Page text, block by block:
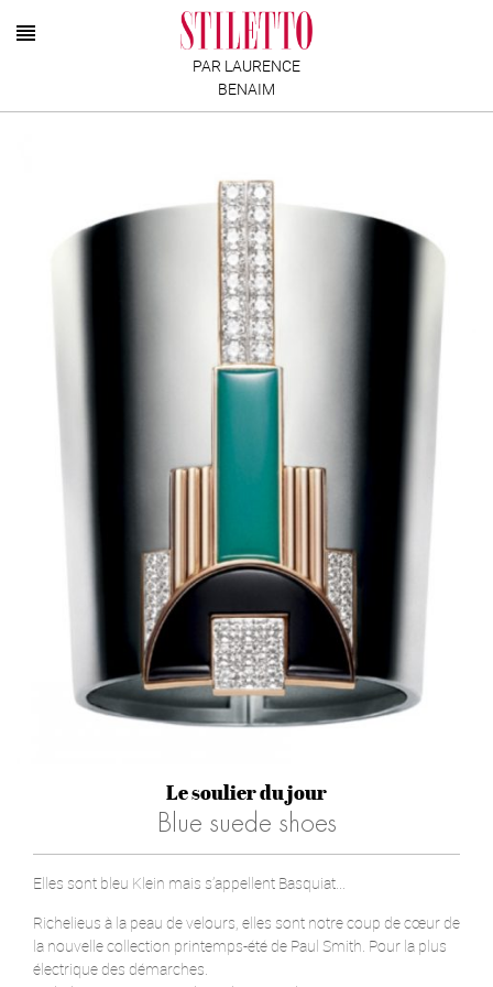
PAR LAURENCE
BENAIM
Le soulier du jour
Blue suede shoes
Elles sont bleu Klein mais s’appellent Basquiat...
Richelieus à la peau de velours, elles sont notre coup de cœur de
la nouvelle collection printemps-été de Paul Smith. Pour la plus
électrique des démarches.